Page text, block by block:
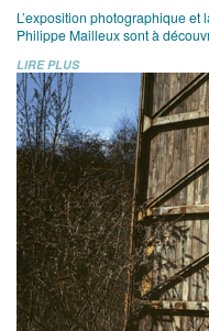
L’exposition photographique
Philippe Mailleux sont à
LIRE PLUS